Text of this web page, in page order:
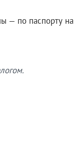
— по паспорту на